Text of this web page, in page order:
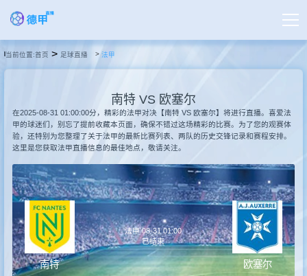
德甲直播
足球直播
篮球直播
德甲录像
当前位置:首页 > 足球直播 法甲
南特 VS 欧塞尔
在2025-08-31 01:00:00分，精彩的法甲对决【南特 VS 欧塞尔】将进行直播。喜爱法
甲的球迷们，别忘了提前收藏本页面，确保不错过这场精彩的比赛。为了您的观赛体
验，还特别为您整理了关于法甲的最新比赛列表、两队的历史交锋记录和赛程安排。
这里是您获取法甲直播信息的最佳地点，敬请关注。
南特
法甲 08-31 01:00
已结束
欧塞尔